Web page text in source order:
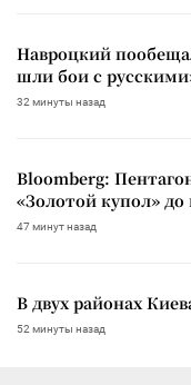
Навроцкий
шли бои с
32 минуты назад
Bloomberg:
«Золотой купол» до
47 минут назад
В двух районах
52 минуты назад